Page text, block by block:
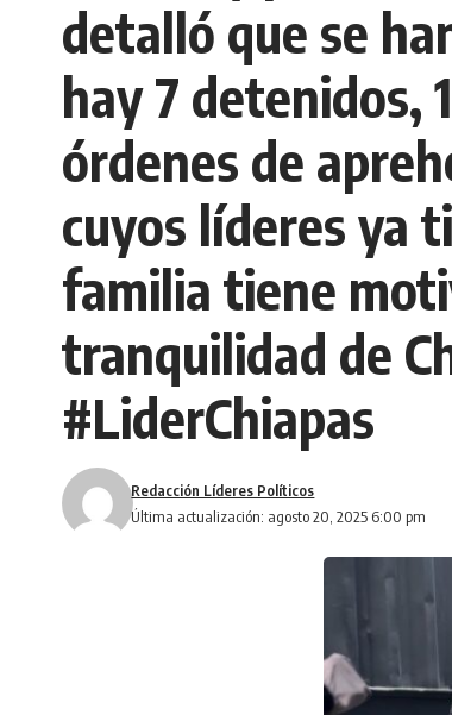
detalló que se
hay 7 detenidos,
órdenes de
cuyos líderes ya
familia tiene
tranquilidad de
#LiderChiapas
Última actualización: agosto 20, 2025 6:00 pm
Redacción Líderes Políticos